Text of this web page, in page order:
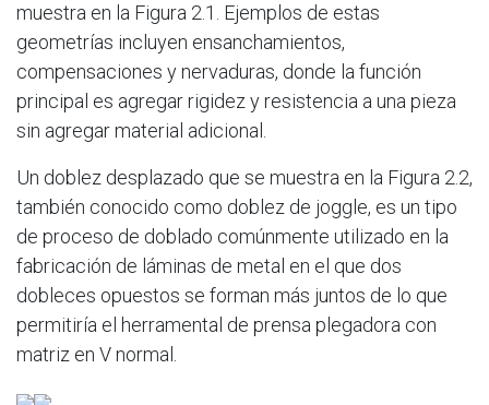
muestra en la Figura 2.­1. Ejemplos de estas
geometrías incluyen ensanchamientos,
compensaciones y nervaduras, donde la función
principal es agregar rigidez y resistencia a una pieza
sin agregar material adicional.
Un doblez desplazado que se muestra en la Figura 2­.2,
también conocido como doblez de joggle, es un tipo
de proceso de doblado comúnmente utilizado en la
fabricación de láminas de metal en el que dos
dobleces opuestos se forman más juntos de lo que
permitiría el herramental de prensa plegadora con
matriz en V normal.